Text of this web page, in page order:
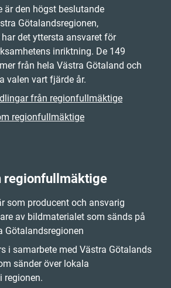
är den högst beslutande
Götalandsregionen,
det yttersta ansvaret för
inriktning. De 149
från hela Västra Götaland och
valen vart fjärde år.
från regionfullmäktige
regionfullmäktige
regionfullmäktige
som producent och ansvarig
av bildmaterialet som sänds på
Götalandsregionen
i samarbete med Västra Götalands
sänder över lokala
regionen.